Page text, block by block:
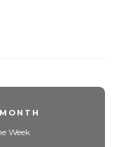
Week